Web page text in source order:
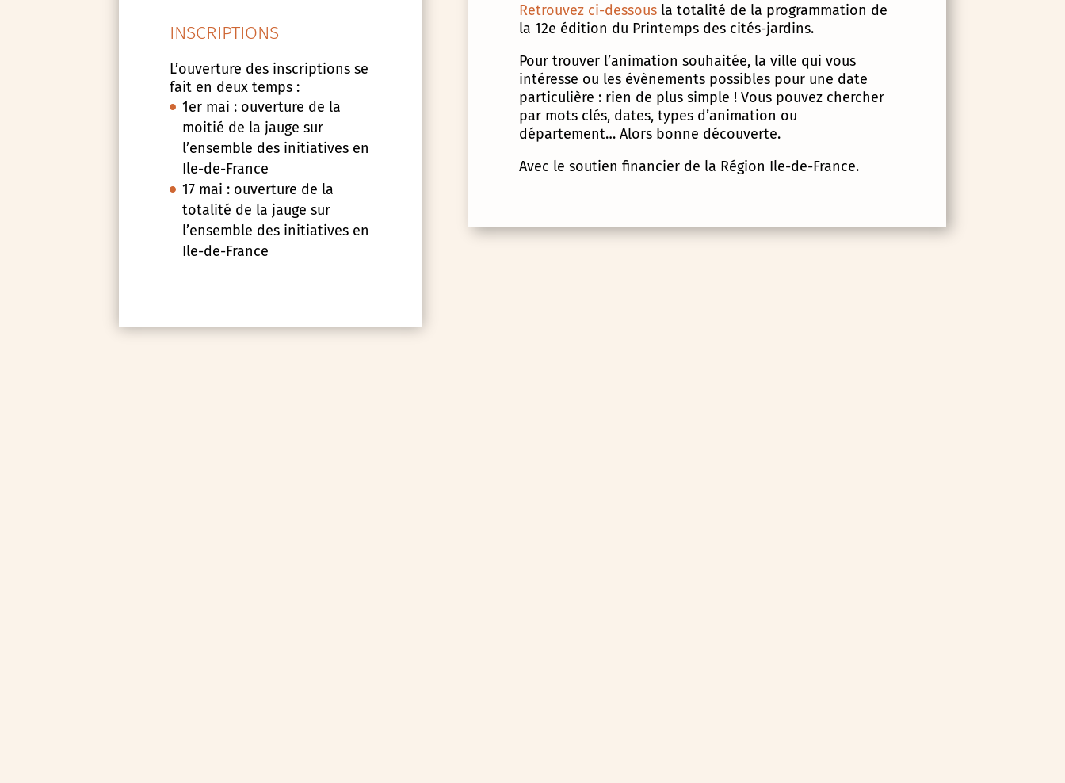
INSCRIPTIONS
L’ouverture des inscriptions se
fait en deux temps :
1er mai : ouverture de la
moitié de la jauge sur
l’ensemble des initiatives en
Ile-de-France
17 mai : ouverture de la
totalité de la jauge sur
l’ensemble des initiatives en
Ile-de-France
Retrouvez ci-dessousla totalité de la programmation de
la 12e édition du Printemps des cités-jardins.
Pour trouver l’animation souhaitée, la ville qui vous
intéresse ou les évènements possibles pour une date
particulière : rien de plus simple ! Vous pouvez chercher
par mots clés, dates, types d’animation ou
département… Alors bonne découverte.
Avec le soutien financier de la Région Ile-de-France.